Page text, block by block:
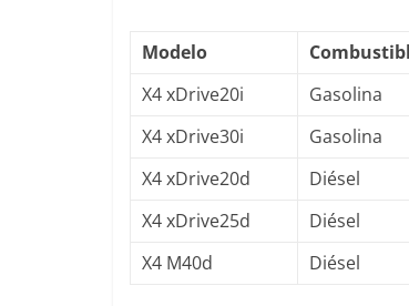
Modelo
X4 xDrive20i
Gasolina
X4 xDrive30i
Gasolina
X4 xDrive20d
Diésel
X4 xDrive25d
Diésel
X4 M40d
Diésel